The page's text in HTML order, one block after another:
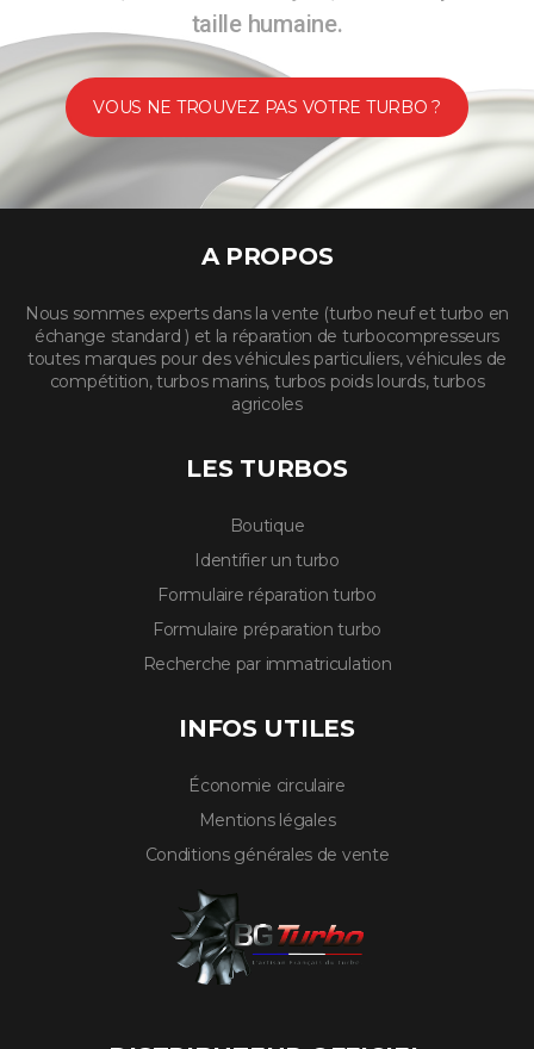
taille humaine.
VOUS NE TROUVEZ PAS VOTRE TURBO ?
A PROPOS
Nous sommes experts dans la vente (turbo neuf et turbo en
échange standard ) et la réparation de turbocompresseurs
toutes marques pour des véhicules particuliers, véhicules de
compétition, turbos marins, turbos poids lourds, turbos
agricoles
LES TURBOS
Boutique
Identifier un turbo
Formulaire réparation turbo
Formulaire préparation turbo
Recherche par immatriculation
INFOS UTILES
Économie circulaire
Mentions légales
Conditions générales de vente